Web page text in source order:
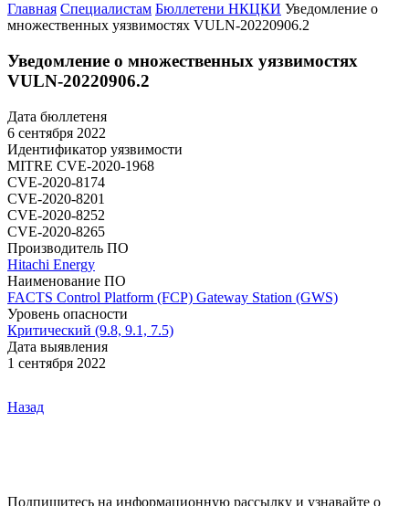
Главная Специалистам Бюллетени НКЦКИ Уведомление о
множественных уязвимостях VULN-20220906.2
Уведомление о множественных уязвимостях
VULN-20220906.2
Дата бюллетеня
6 сентября 2022
Идентификатор уязвимости
MITRE CVE-2020-1968
CVE-2020-8174
CVE-2020-8201
CVE-2020-8252
CVE-2020-8265
Производитель ПО
Hitachi Energy
Наименование ПО
FACTS Control Platform (FCP) Gateway Station (GWS)
Уровень опасности
Критический (9.8, 9.1, 7.5)
Дата выявления
1 сентября 2022
Назад
Подпишитесь на информационную рассылку и узнавайте о